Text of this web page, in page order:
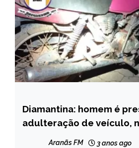
CAPELINHA
MINAS
Diamantina: homem é
adulteração de veículo,
Aranãs FM 3 anos ago